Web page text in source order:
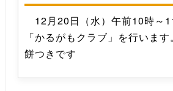
12月20日（水）午前10時～
「かるがもクラブ」を行いま
餅つきです